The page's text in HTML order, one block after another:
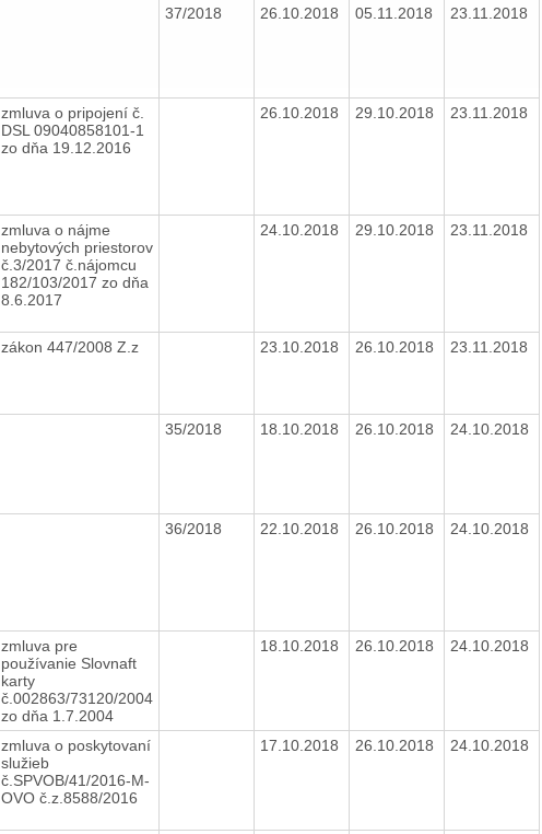
37/2018 26.10.2018 05.11.2018 23.11.2018
zmluva o pripojení č.
DSL 09040858101-1
zo dňa 19.12.2016
26.10.2018 29.10.2018 23.11.2018
zmluva o nájme
nebytových priestorov
č.3/2017 č.nájomcu
182/103/2017 zo dňa
8.6.2017
24.10.2018 29.10.2018 23.11.2018
zákon 447/2008 Z.z 23.10.2018 26.10.2018 23.11.2018
35/2018 18.10.2018 26.10.2018 24.10.2018
36/2018 22.10.2018 26.10.2018 24.10.2018
zmluva pre
používanie Slovnaft
karty
č.002863/73120/2004
zo dňa 1.7.2004
18.10.2018 26.10.2018 24.10.2018
zmluva o poskytovaní
služieb
č.SPVOB/41/2016-M-
OVO č.z.8588/2016
17.10.2018 26.10.2018 24.10.2018